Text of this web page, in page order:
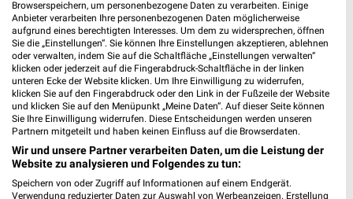
MEHR PROSPEKTE
weekli - Prospekte & Angebote App
Alle OBI Angebote immer griffbereit – mit der kostenlosen
Browserspeichern, um personenbezogene Daten zu verarbeiten. Einige
Anbieter verarbeiten Ihre personenbezogenen Daten möglicherweise
aufgrund eines berechtigten Interesses. Um dem zu widersprechen, öffnen
Sie die „Einstellungen“. Sie können Ihre Einstellungen akzeptieren, ablehnen
oder verwalten, indem Sie auf die Schaltfläche „Einstellungen verwalten“
klicken oder jederzeit auf die Fingerabdruck-Schaltfläche in der linken
unteren Ecke der Website klicken. Um Ihre Einwilligung zu widerrufen,
klicken Sie auf den Fingerabdruck oder den Link in der Fußzeile der Website
und klicken Sie auf den Menüpunkt „Meine Daten“. Auf dieser Seite können
Sie Ihre Einwilligung widerrufen. Diese Entscheidungen werden unseren
Partnern mitgeteilt und haben keinen Einfluss auf die Browserdaten.
Wir und unsere Partner verarbeiten Daten, um die Leistung der
Website zu analysieren und Folgendes zu tun:
Speichern von oder Zugriff auf Informationen auf einem Endgerät.
Verwendung reduzierter Daten zur Auswahl von Werbeanzeigen. Erstellung